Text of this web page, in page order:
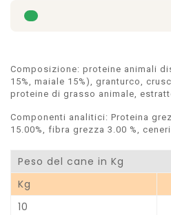
Composizione: proteine animali
15%, maiale 15%), granturco,
proteine di grasso animale,
Componenti analitici: Proteina
15.00%, fibra grezza 3.00 %, ceneri
Peso del cane in Kg
Kg
10